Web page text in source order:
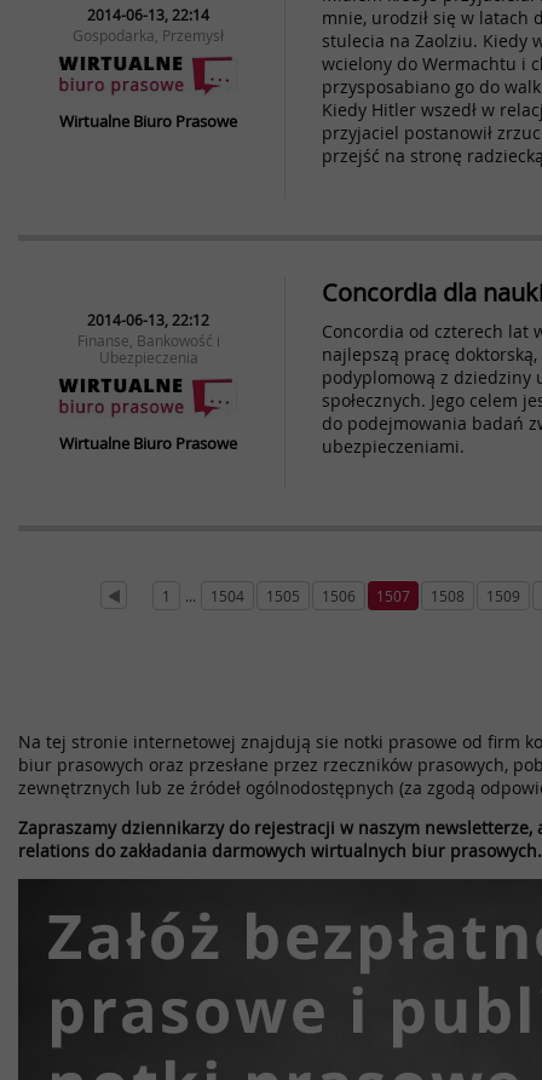
2014-06-13, 22:14
Gospodarka, Przemysł
Wirtualne Biuro Prasowe
mnie, urodził się w latach
stulecia na Zaolziu. Kiedy
wcielony do Wermachtu i
przysposabiano go do
Kiedy Hitler wszedł w
przyjaciel postanowił
przejść na stronę
2014-06-13, 22:12
Finanse, Bankowość i
Ubezpieczenia
Wirtualne Biuro Prasowe
Concordia dla
Concordia od czterech lat
najlepszą pracę
podyplomową z dziedziny
społecznych. Jego celem
do podejmowania badań
ubezpieczeniami.
1 ... 1504 1505 1506 1507 1508 1509
Na tej stronie internetowej znajdują sie notki prasowe od firm
biur prasowych oraz przesłane przez rzeczników prasowych,
zewnętrznych lub ze źródeł ogólnodostępnych (za zgodą
Zapraszamy dziennikarzy do rejestracji w naszym
relations do zakładania darmowych wirtualnych biur prasowych.